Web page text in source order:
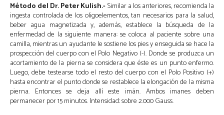
Método del Dr. Peter Kulish.-Similar a los anteriores, recomienda la
ingesta controlada de los oligoelementos, tan necesarios para la salud,
beber agua magnetizada y, además, establece la búsqueda de la
enfermedad de la siguiente manera: se coloca al paciente sobre una
camilla, mientras un ayudante le sostiene los pies y enseguida se hace la
prospección del cuerpo con el Polo Negativo (-). Donde se produzca un
acortamiento de la pierna se considera que éste es un punto enfermo.
Luego, debe testearse todo el resto del cuerpo con el Polo Positivo (+)
hasta encontrar el punto donde se restablece la elongación de la misma
pierna. Entonces se deja allí este imán. Ambos imanes deben
permanecer por 15 minutos. Intensidad: sobre 2.000 Gauss.